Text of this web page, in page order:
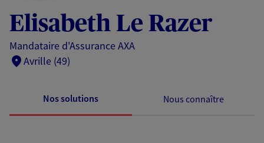
Elisabeth Le Razer
Mandataire d'Assurance AXA
Avrille (49)
Nos solutions Nous connaître